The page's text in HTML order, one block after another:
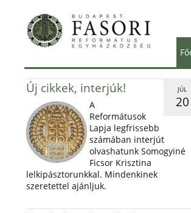
JÚL
20
Új cikkek, interjúk!
A
Reformátusok
Lapja legfrissebb
számában interjút
olvashatunk Somogyiné
Ficsor Krisztina
lelkipásztorunkkal. Mindenkinek
szeretettel ajánljuk.